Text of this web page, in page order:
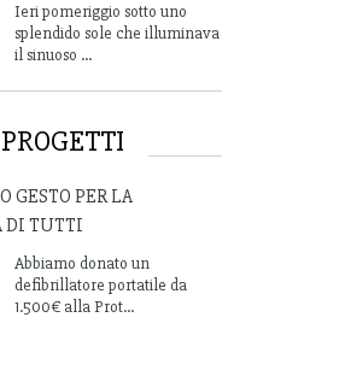
Ieri pomeriggio sotto uno
splendido sole che illuminava
il sinuoso ...
GESTO PER LA
DI TUTTI
Abbiamo donato un
defibrillatore portatile da
1.500€ alla Prot...